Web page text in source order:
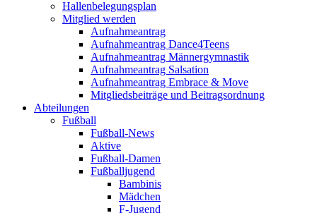
Hallenbelegungsplan
Mitglied werden
Aufnahmeantrag
Aufnahmeantrag Dance4Teens
Aufnahmeantrag Männergymnastik
Aufnahmeantrag Salsation
Aufnahmeantrag Embrace & Move
Mitgliedsbeiträge und Beitragsordnung
Abteilungen
Fußball
Fußball-News
Aktive
Fußball-Damen
Fußballjugend
Bambinis
Mädchen
F-Jugend